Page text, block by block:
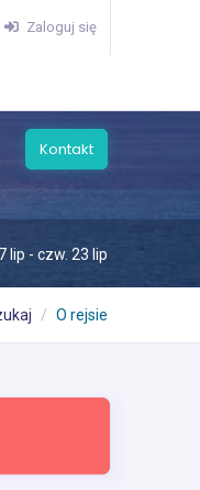
Zaloguj się
Kontakt
lip - czw. 23 lip
O rejsie